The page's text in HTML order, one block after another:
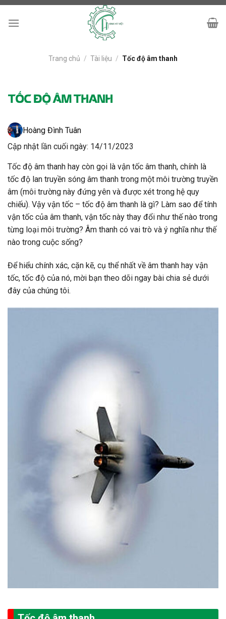
Skip
Trang chủ / Tài liệu / Tốc độ âm thanh
TỐC ĐỘ ÂM THANH
Hoàng Đình Tuân
Cập nhật lần cuối ngày: 14/11/2023
Tốc độ âm thanh hay còn gọi là vận tốc âm thanh, chính là
tốc độ lan truyền sóng âm thanh trong một môi trường truyền
âm (môi trường này đứng yên và được xét trong hệ quy
chiếu). Vậy vận tốc – tốc độ âm thanh là gì? Làm sao để tính
vận tốc của âm thanh, vận tốc này thay đổi như thế nào trong
từng loại môi trường? Âm thanh có vai trò và ý nghĩa như thế
nào trong cuộc sống?
Để hiểu chính xác, cặn kẽ, cụ thể nhất về âm thanh hay vận
tốc, tốc độ của nó, mời bạn theo dõi ngay bài chia sẻ dưới
đây của chúng tôi.